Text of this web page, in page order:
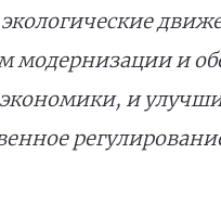
модернизации и
экономики, и